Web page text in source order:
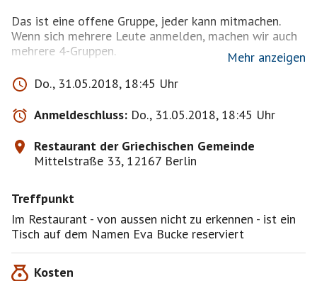
Das ist eine offene Gruppe, jeder kann mitmachen.
Wenn sich mehrere Leute anmelden, machen wir auch
mehrere 4-Gruppen.
In den Räumen von der Griechischen Gemeinde werden
Tavli oder auch Kartenspiele gespielt. Es ist ruhiger
als im Pub und es wird nicht geraucht. Es gibt leckere
Kleinigkeiten zum Essen, wenn man Appetit oder
Hunger hat. Beim schönen Wetter spielen wir im
Garten. Bitte meldet Euch verbindlich an!
Mehr anzeigen
Do., 31.05.2018, 18:45 Uhr
Anmeldeschluss: Do., 31.05.2018, 18:45 Uhr
Restaurant der Griechischen Gemeinde
Mittelstraße 33, 12167 Berlin
Treffpunkt
Im Restaurant - von aussen nicht zu erkennen - ist ein
Tisch auf dem Namen Eva Bucke reserviert
Kosten